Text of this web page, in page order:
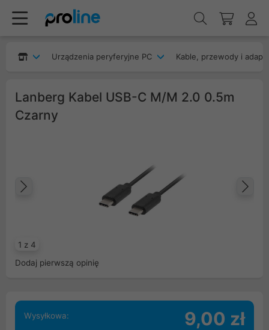
Urządzenia peryferyjne PC Kable, przewody i
Lanberg Kabel USB-C M/M 2.0 0.5m
Czarny
1 z 4
Poprzedni
Dodaj pierwszą opinię
Wysyłkowa: 9,00 zł